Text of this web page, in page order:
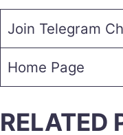
Join Telegram
Home Page
RELATED